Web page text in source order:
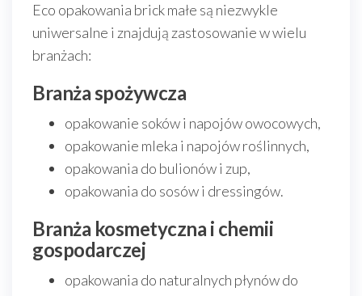
Eco opakowania brick małe są niezwykle
uniwersalne i znajdują zastosowanie w wielu
branżach:
Branża spożywcza
opakowanie soków i napojów owocowych,
opakowanie mleka i napojów roślinnych,
opakowania do bulionów i zup,
opakowania do sosów i dressingów.
Branża kosmetyczna i chemii
gospodarczej
opakowania do naturalnych płynów do